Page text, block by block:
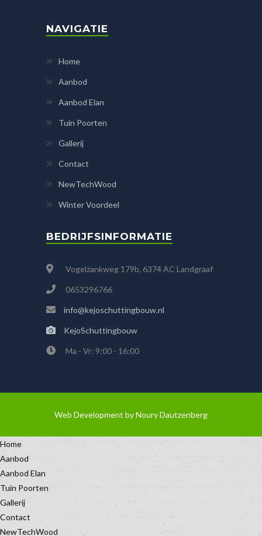
NAVIGATIE
Home
Aanbod
Aanbod Elan
Tuin Poorten
Gallerij
Contact
NewTechWood
Winter Voordeel
BEDRIJFSINFORMATIE
Vogelzankweg 179b, 6374 AC Landgraaf
0653296766
info@kejoschuttingbouw.nl
KejoSchuttingbouw
Ma - Vr: 9:00 - 16:00
Web Development byNoury Dautzenberg
Home
Aanbod
Aanbod Elan
Tuin Poorten
Gallerij
Contact
NewTechWood